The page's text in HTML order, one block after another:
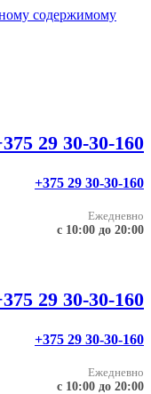
содержимому
29 30-30-160
+375 29 30-30-160
Ежедневно
с 10:00 до 20:00
29 30-30-160
+375 29 30-30-160
Ежедневно
с 10:00 до 20:00